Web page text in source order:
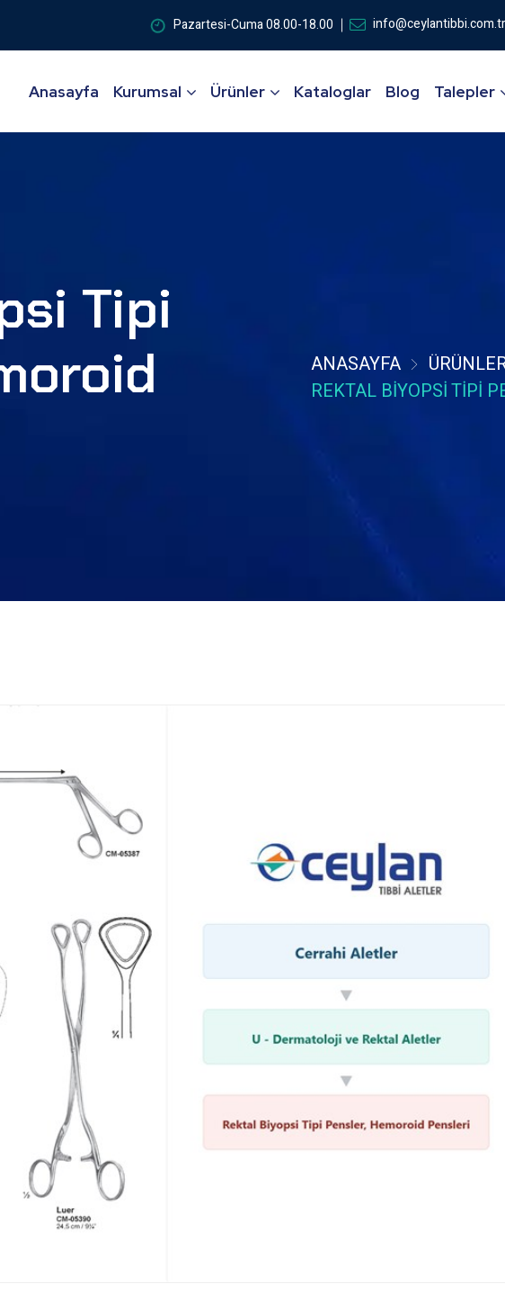
Pazartesi-Cuma 08.00-18.00 info@ceylantibbi.com.tr
Anasayfa Kurumsal Ürünler Kataloglar Blog Talepler
Tipi
ANASAYFA
REKTAL BIYOPSI TIPI